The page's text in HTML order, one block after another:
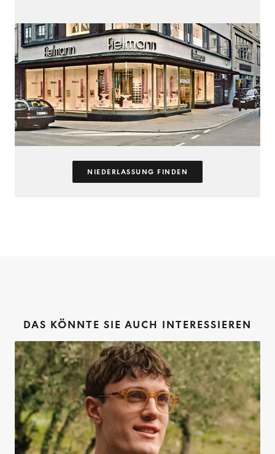
NIEDERLASSUNG FINDEN
DAS KÖNNTE SIE AUCH INTERESSIEREN